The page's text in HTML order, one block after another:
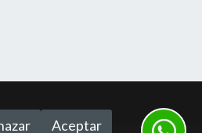
Aceptar